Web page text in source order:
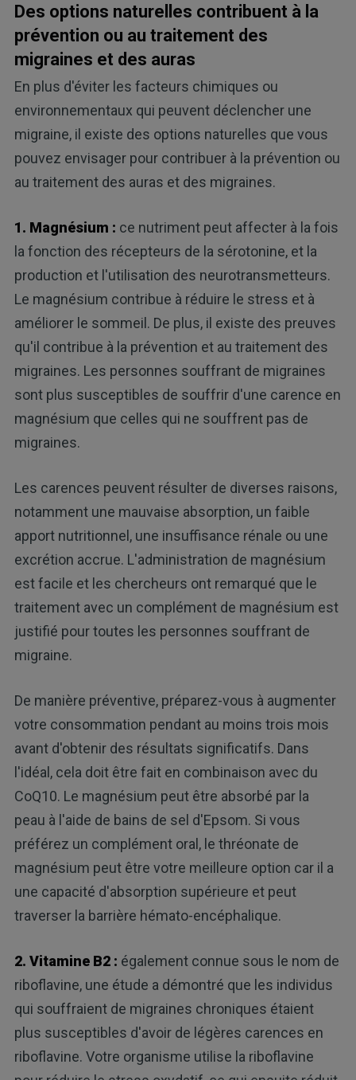
Des options naturelles contribuent à la
prévention ou au traitement des
migraines et des auras
En plus d'éviter les facteurs chimiques ou
environnementaux qui peuvent déclencher une
migraine, il existe des options naturelles que vous
pouvez envisager pour contribuer à la prévention ou
au traitement des auras et des migraines.
1. Magnésium : ce nutriment peut affecter à la fois
la fonction des récepteurs de la sérotonine, et la
production et l'utilisation des neurotransmetteurs.
Le magnésium contribue à réduire le stress et à
améliorer le sommeil. De plus, il existe des preuves
qu'il contribue à la prévention et au traitement des
migraines. Les personnes souffrant de migraines
sont plus susceptibles de souffrir d'une carence en
magnésium que celles qui ne souffrent pas de
migraines.
Les carences peuvent résulter de diverses raisons,
notamment une mauvaise absorption, un faible
apport nutritionnel, une insuffisance rénale ou une
excrétion accrue. L'administration de magnésium
est facile et les chercheurs ont remarqué que le
traitement avec un complément de magnésium est
justifié pour toutes les personnes souffrant de
migraine.
De manière préventive, préparez-vous à augmenter
votre consommation pendant au moins trois mois
avant d'obtenir des résultats significatifs. Dans
l'idéal, cela doit être fait en combinaison avec du
CoQ10. Le magnésium peut être absorbé par la
peau à l'aide de bains de sel d'Epsom. Si vous
préférez un complément oral, le thréonate de
magnésium peut être votre meilleure option car il a
une capacité d'absorption supérieure et peut
traverser la barrière hémato-encéphalique.
2. Vitamine B2 : également connue sous le nom de
riboflavine, une étude a démontré que les individus
qui souffraient de migraines chroniques étaient
plus susceptibles d'avoir de légères carences en
riboflavine. Votre organisme utilise la riboflavine